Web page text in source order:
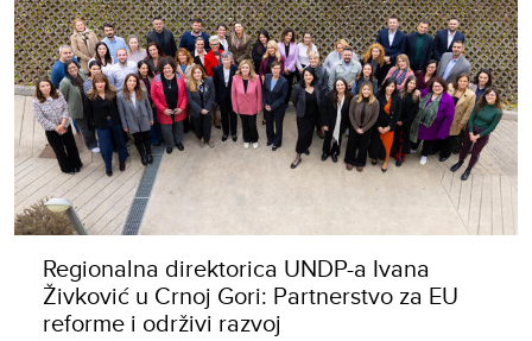
Regionalna direktorica UNDP-a Ivana
Živković u Crnoj Gori: Partnerstvo za EU
reforme i održivi razvoj